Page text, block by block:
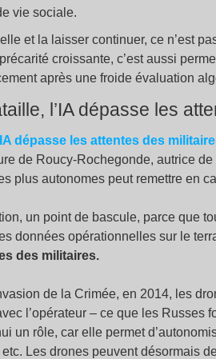
vie sociale.
et la laisser continuer, ce n’est
croissante, c’est aussi
après une froide évaluation
l’IA dépasse les
dépasse les attentes des
de Roucy-Rochegonde, autrice de
plus autonomes peut remettre en
un point de bascule, parce que
données opérationnelles sur le
des militaires.
de la Crimée, en 2014, les
l’opérateur – ce que les Russes
un rôle, car elle permet
Les drones peuvent désormais